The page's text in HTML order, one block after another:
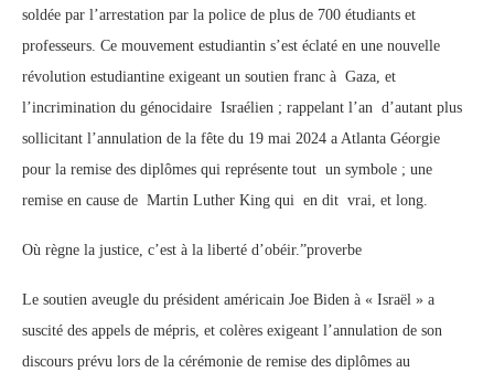
soldée par l’arrestation par la police de plus de 700 étudiants et
professeurs. Ce mouvement estudiantin s’est éclaté en une nouvelle
révolution estudiantine exigeant un soutien franc à Gaza, et
l’incrimination du génocidaire Israélien ; rappelant l’an d’autant plus
sollicitant l’annulation de la fête du 19 mai 2024 a Atlanta Géorgie
pour la remise des diplômes qui représente tout un symbole ; une
remise en cause de Martin Luther King qui en dit vrai, et long.
Où règne la justice, c’est à la liberté d’obéir.”proverbe
Le soutien aveugle du président américain Joe Biden à « Israël » a
suscité des appels de mépris, et colères exigeant l’annulation de son
discours prévu lors de la cérémonie de remise des diplômes au